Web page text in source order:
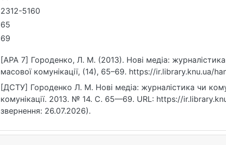
2312-5160
65
69
[APA 7] Городенко, Л. М. (2013). Нові медіа: журналістика
масової комунікації, (14), 65–69. https://ir.library.knu.ua/
[ДСТУ] Городенко Л. М. Нові медіа: журналістика чи
комунікації. 2013. № 14. С. 65—69. URL: https://
звернення: 26.07.2026).